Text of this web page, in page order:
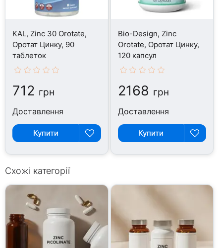
KAL, Zinc 30 Orotate,
Оротат Цинку, 90
таблеток
712 грн
Доставлення
Купити
Bio-Design, Zinc
Orotate, Оротат Цинку,
120 капсул
2168 грн
Доставлення
Купити
Схожі категорії